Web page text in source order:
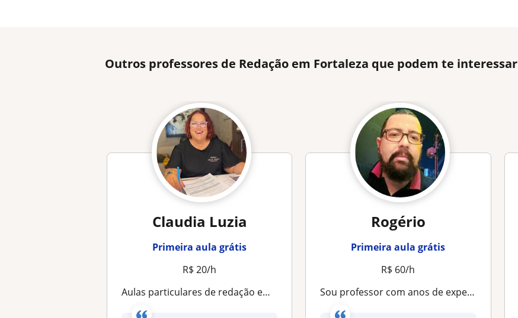
Outros professores de Redação em Fortaleza que podem te interessar
Claudia Luzia
Primeira aula grátis
R$ 20/h
Aulas particulares de redação em Fortaleza
Rogério
Primeira aula grátis
R$ 60/h
Sou professor com anos de experiência em ensino